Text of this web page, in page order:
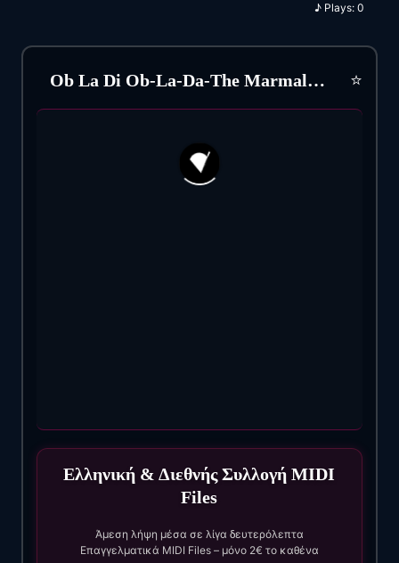
♪ Plays:0
Ob La Di Ob-La-Da-The Marmalade (1968) ⭐
Ελληνική & Διεθνής Συλλογή MIDI
Files
Άμεση λήψη μέσα σε λίγα δευτερόλεπτα
Επαγγελματικά MIDI Files – μόνο 2€ το καθένα